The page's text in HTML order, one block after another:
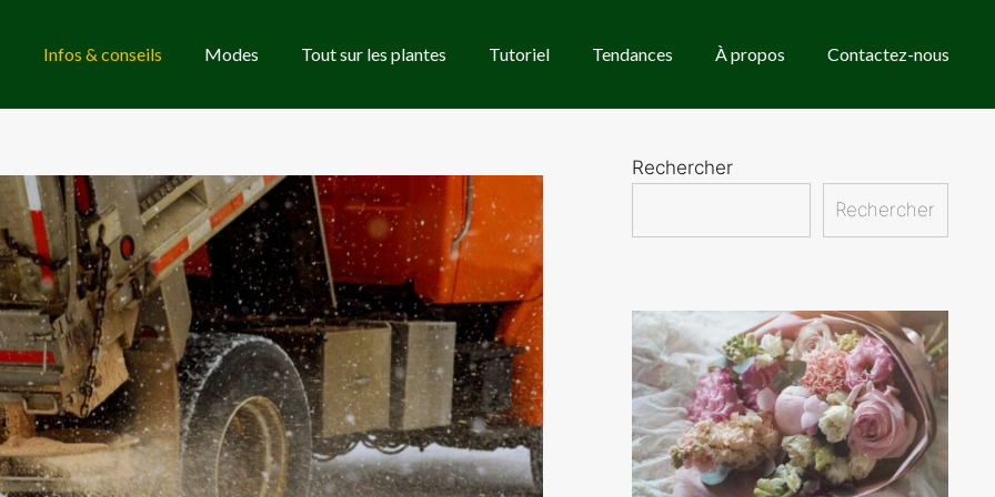
Infos & conseils Modes Tout sur les plantes Tutoriel Tendances À propos Contactez-nous
Rechercher
Rechercher